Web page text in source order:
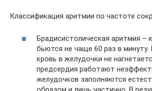
Классификация аритмии по частоте
Брадисистолическая аритмия –
бьются не чаще 60 раз в минуту.
кровь в желудочки не
предсердия работают
желудочков заполняются